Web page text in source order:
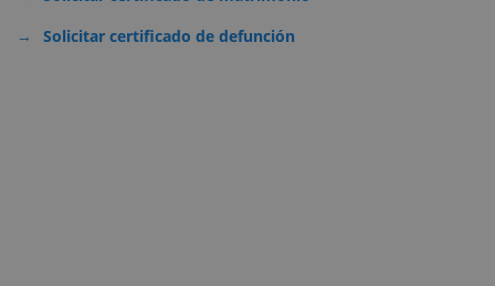
Solicitar certificado de defunción